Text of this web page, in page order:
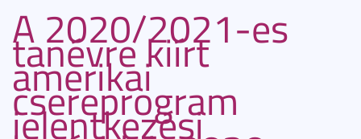
A 2020/2021-es
tanévre kiírt
amerikai
csereprogram
jelentkezési